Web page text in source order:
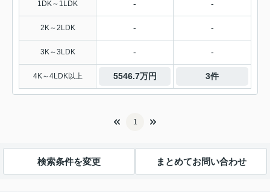
1DK～1LDK - -
2K～2LDK - -
3K～3LDK - -
4K～4LDK以上 5546.7万円 3件
1
検索条件を変更 まとめてお問い合わせ